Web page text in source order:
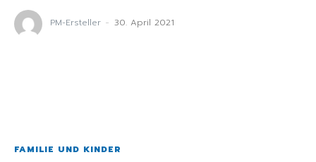
PM-Ersteller - 30. April 2021
FAMILIE UND KINDER